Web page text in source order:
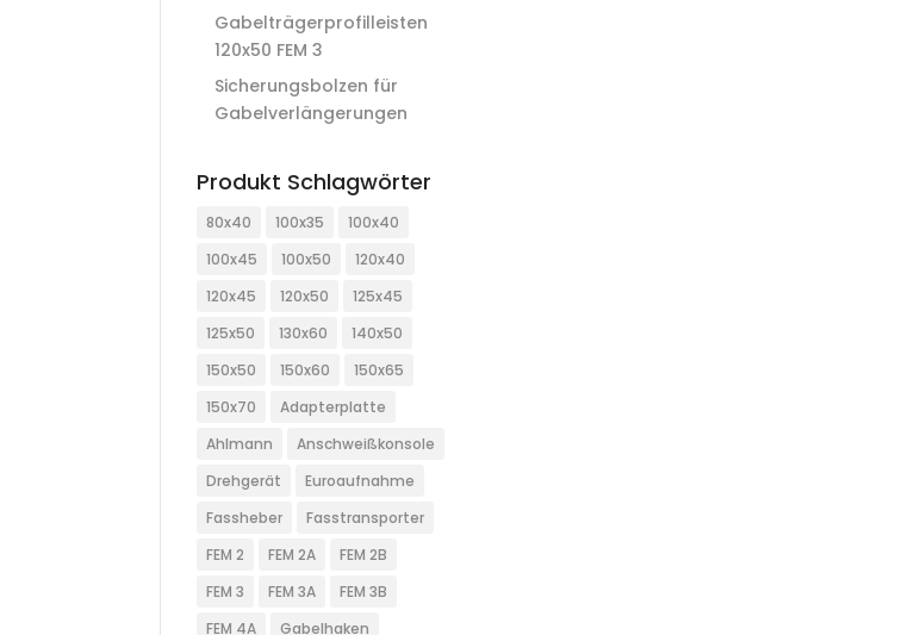
Gabelträgerprofilleisten
120x50 FEM 3
Sicherungsbolzen für
Gabelverlängerungen
Produkt Schlagwörter
80x40 100x35
100x40
100x45
100x50
120x40
120x45
120x50
125x45
125x50
130x60
140x50
150x50
150x60
150x65
150x70
Adapterplatte
Ahlmann
Anschweißkonsole
Drehgerät
Euroaufnahme
Fassheber
Fasstransporter
FEM 2
FEM 2A
FEM 2B
FEM 3
FEM 3A
FEM 3B
FEM 4A
Gabelhaken